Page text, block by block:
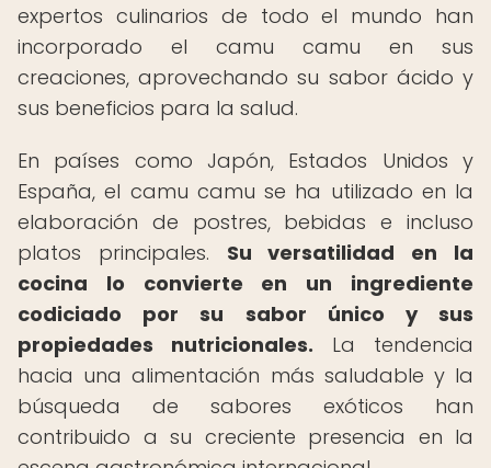
expertos culinarios de todo el mundo han
incorporado el camu camu en sus
creaciones, aprovechando su sabor ácido y
sus beneficios para la salud.
En países como Japón, Estados Unidos y
España, el camu camu se ha utilizado en la
elaboración de postres, bebidas e incluso
platos principales. Su versatilidad en la
cocina lo convierte en un ingrediente
codiciado por su sabor único y sus
propiedades nutricionales. La tendencia
hacia una alimentación más saludable y la
búsqueda de sabores exóticos han
contribuido a su creciente presencia en la